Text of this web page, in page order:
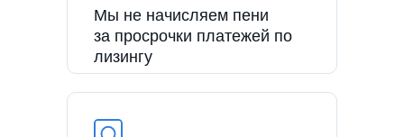
Мы не начисляем пени
за просрочки платежей по
лизингу